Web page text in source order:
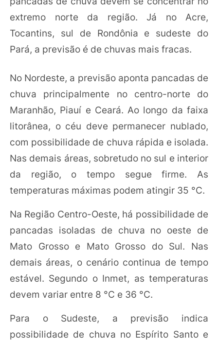
extremo norte da região. Já no Acre,
Tocantins, sul de Rondônia e sudeste do
Pará, a previsão é de chuvas mais fracas.
No Nordeste, a previsão aponta pancadas de
chuva principalmente no centro-norte do
Maranhão, Piauí e Ceará. Ao longo da faixa
litorânea, o céu deve permanecer nublado,
com possibilidade de chuva rápida e isolada.
Nas demais áreas, sobretudo no sul e interior
da região, o tempo segue firme. As
temperaturas máximas podem atingir 35 °C.
Na Região Centro-Oeste, há possibilidade de
pancadas isoladas de chuva no oeste de
Mato Grosso e Mato Grosso do Sul. Nas
demais áreas, o cenário continua de tempo
estável. Segundo o Inmet, as temperaturas
devem variar entre 8 °C e 36 °C.
Para o Sudeste, a previsão indica
possibilidade de chuva no Espírito Santo e